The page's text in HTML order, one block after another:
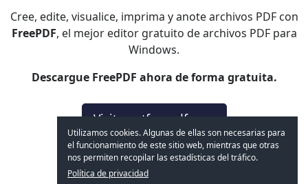
Cree, edite, visualice, imprima y anote archivos PDF con
FreePDF, el mejor editor gratuito de archivos PDF para
Windows.
Descargue FreePDF ahora de forma gratuita.
Visite getfreepdf.com
Utilizamos cookies. Algunas de ellas son necesarias para
el funcionamiento de este sitio web, mientras que otras
nos permiten recopilar las estadísticas del tráfico.
Política de privacidad